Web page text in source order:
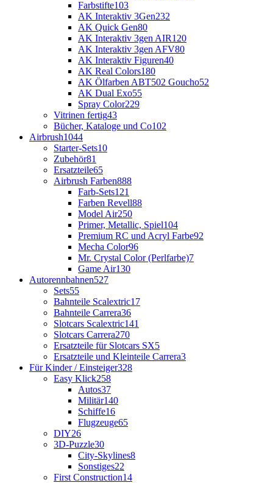
Farbstifte103
AK Interaktiv 3Gen232
AK Quick Gen80
AK Interaktiv 3gen AIR120
AK Interaktiv 3gen AFV80
AK Interaktiv Figuren40
AK Real Colors180
AK Ölfarben ABT502 Goucho52
AK Dual Exo55
Spray Color229
Vitrinen fertig43
Bücher, Kataloge und Co102
Airbrush1044
Starter-Sets10
Zubehör81
Ersatzteile65
Airbrush Farben888
Farb-Sets121
Farben Revell88
Model Air250
Primer, Metallic, Spiel104
Premium RC und Acryl Farbe92
Mecha Color96
Mr. Crystal Color (Perlfarbe)7
Game Air130
Autorennbahnen527
Sets55
Bahnteile Scalextric17
Bahnteile Carrera36
Slotcars Scalextric141
Slotcars Carrera270
Ersatzteile für Slotcars SX5
Ersatzteile und Kleinteile Carrera3
Für Kinder / Einsteiger328
Easy Klick258
Autos37
Militär140
Schiffe16
Flugzeuge65
DIY26
3D-Puzzle30
City-Skylines8
Sonstiges22
First Construction14